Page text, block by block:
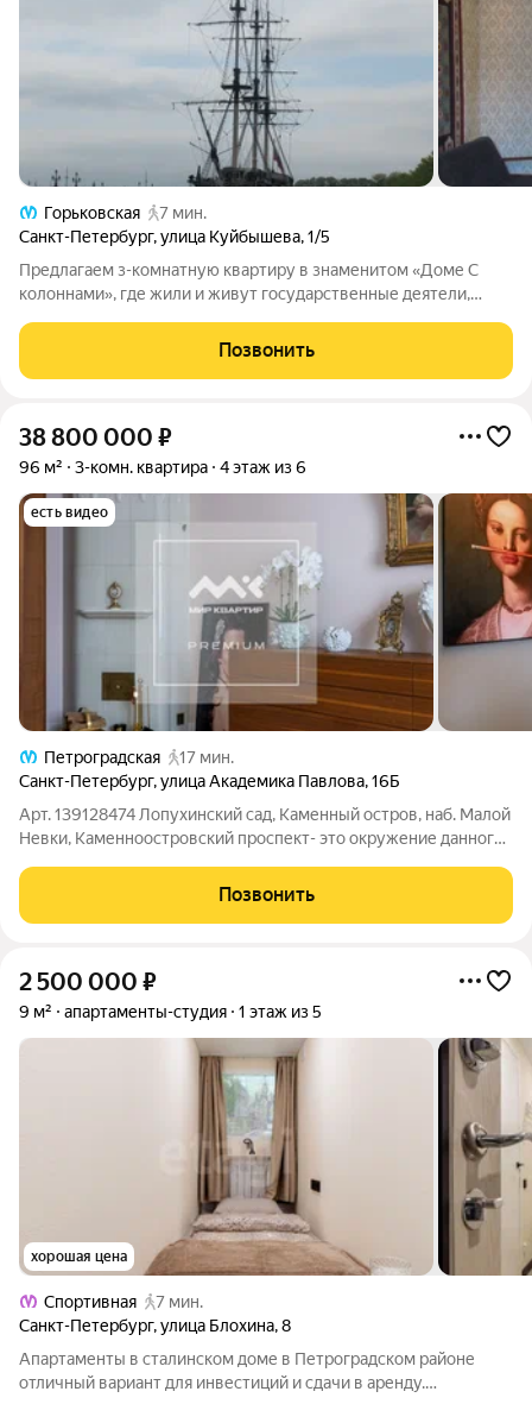
Горьковская
7 мин.
Санкт-Петербург,улица Куйбышева,1/5
Предлагаем з-комнатную квартиру в знаменитом «Доме С
колоннами», где жили и живут государственные деятели,
одном из самых престижных и живописных мест Санкт-
Позвонить
38 800 000 ₽
96 м² 3-комн. квартира 4 этаж из 6
есть видео
Петроградская
17 мин.
Санкт-Петербург,улица Академика Павлова,16Б
Арт. 139128474 Лопухинский сад, Каменный остров, наб. Малой
Невки, Каменноостровский проспект- это окружение данного
в самом конце Каменноостровского проспекта
монументальный красивый
Позвонить
2 500 000 ₽
9 м² апартаменты-студия 1 этаж из 5
хорошая цена
Спортивная
7 мин.
Санкт-Петербург,улица Блохина,8
Апартаменты в сталинском доме в Петроградском районе
отличный вариант для инвестиций и сдачи в аренду.